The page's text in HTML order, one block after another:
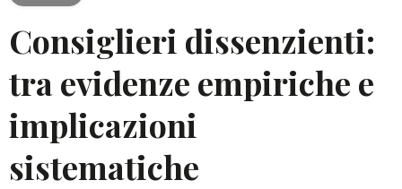
Consiglieri dissenzienti:
tra evidenze empiriche e
implicazioni
sistematiche